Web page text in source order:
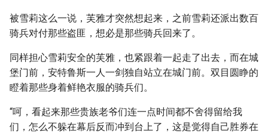
被雪莉这么一说，芙雅才突然想起来，之前雪莉还派出数百
骑兵对付那些盗匪，想必是那些骑兵回来了。
同样担心雪莉安全的芙雅，也紧跟着一起走了出去，而在城
堡门前，安特鲁斯一人一剑独自站立在城门前。双目圆睁的
瞪着那些身着鲜艳衣服的骑兵们。
“呵，看起来那些贵族老爷们连一点时间都不舍得留给我
们，怎么不躲在幕后反而冲到台上了，这是觉得自己胜券在